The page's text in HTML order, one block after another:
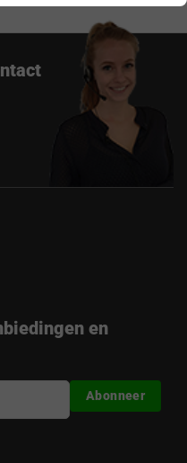
en
Abonneer